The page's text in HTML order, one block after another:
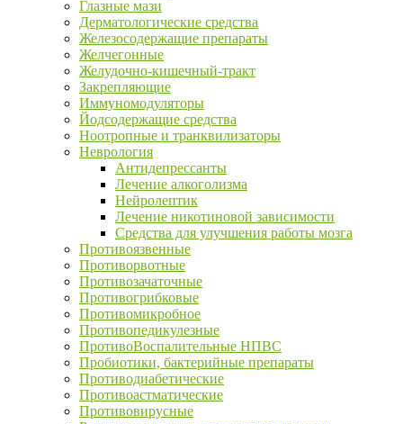
Глазные мази
Дерматологические средства
Железосодержащие препараты
Желчегонные
Желудочно-кишечный-тракт
Закрепляющие
Иммуномодуляторы
Йодсодержащие средства
Ноотропные и транквилизаторы
Неврология
Антидепрессанты
Лечение алкоголизма
Нейролептик
Лечение никотиновой зависимости
Средства для улучшения работы мозга
Противоязвенные
Противорвотные
Противозачаточные
Противогрибковые
Противомикробное
Противопедикулезные
ПротивоВоспалительные НПВС
Пробиотики, бактерийные препараты
Противодиабетические
Противоастматические
Противовирусные